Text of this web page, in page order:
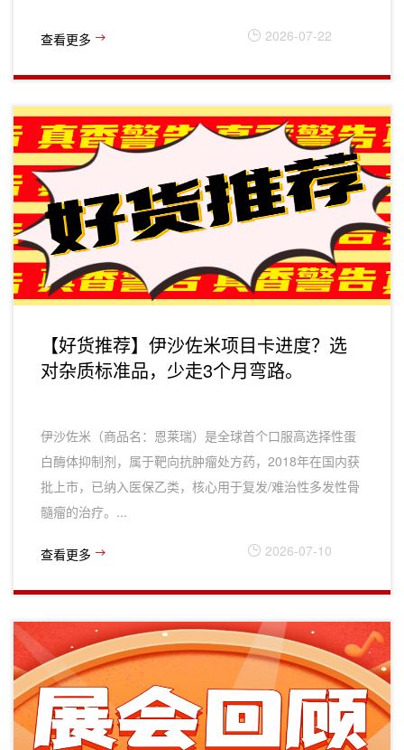
查看更多 2026-07-22
【好货推荐】伊沙佐米项目卡进度？选
对杂质标准品，少走3个月弯路。
伊沙佐米（商品名：恩莱瑞）是全球首个口服高选择性蛋
白酶体抑制剂，属于靶向抗肿瘤处方药，2018年在国内获
批上市，已纳入医保乙类，核心用于‌复发/难治性多发性骨
髓瘤‌的治疗。...
查看更多 2026-07-10